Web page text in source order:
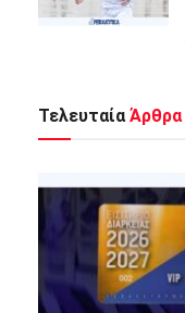
Τελευταία Άρθρα